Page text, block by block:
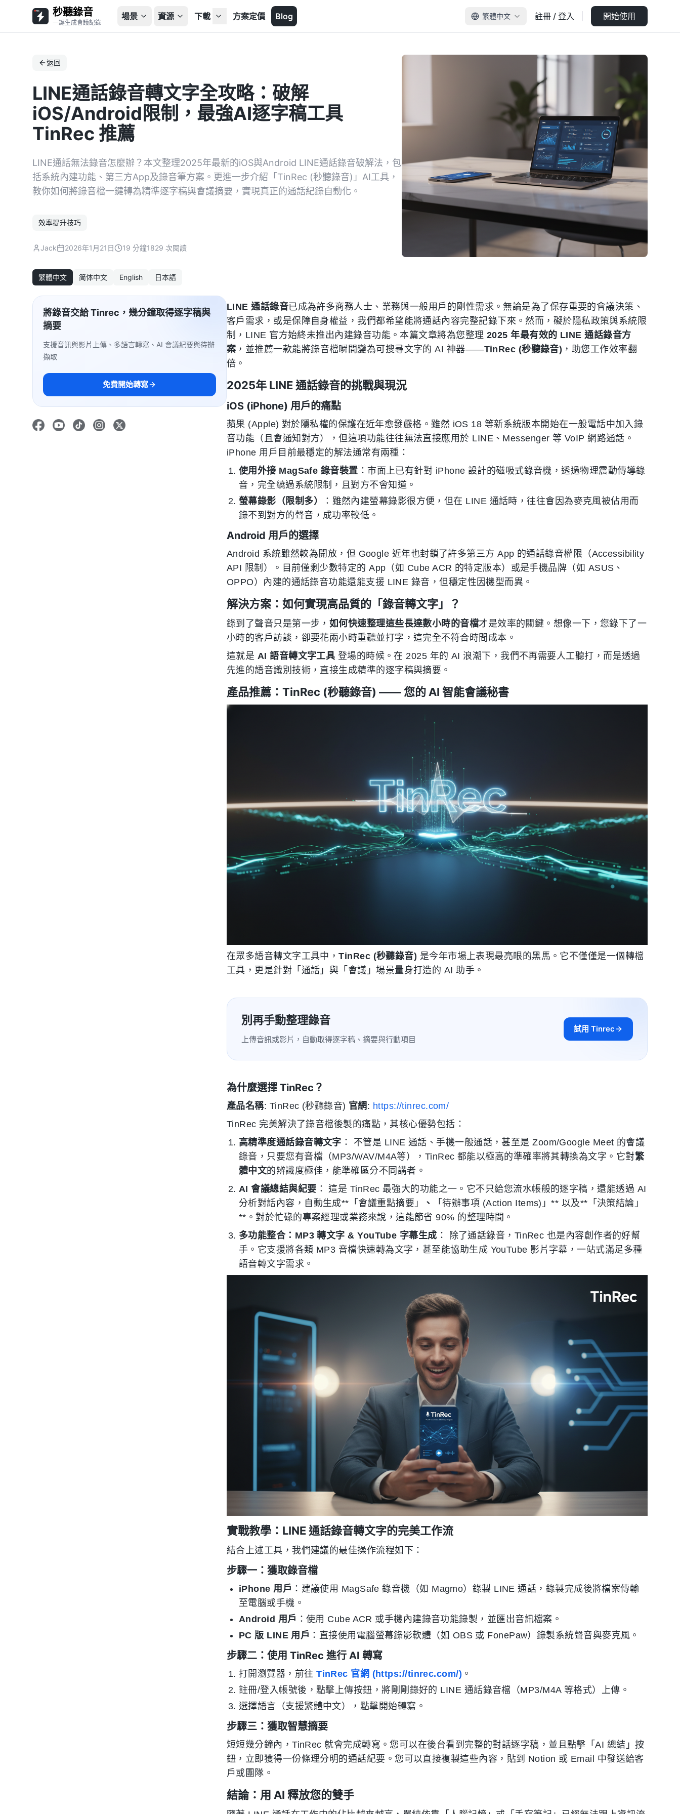
秒聽錄音
一鍵生成會議記錄
場景 資源 下載 方案定價 Blog 繁體中文 註冊 / 登入 開始使用
返回
LINE通話錄音轉文字全攻略：破解
iOS/Android限制，最強AI逐字稿工具
TinRec 推薦
LINE通話無法錄音怎麼辦？本文整理2025年最新的iOS與Android LINE通話錄音破解法，包
括系統內建功能、第三方App及錄音筆方案。更進一步介紹「TinRec (秒聽錄音)」AI工具，
教你如何將錄音檔一鍵轉為精準逐字稿與會議摘要，實現真正的通話紀錄自動化。
效率提升技巧
Jack 2026年1月21日 19 分鐘1829 次閱讀
繁體中文 简体中文 English 日本語
將錄音交給 Tinrec，幾分鐘取得逐字稿與
摘要
支援音訊與影片上傳、多語言轉寫、AI 會議紀要與待辦
擷取
免費開始轉寫
LINE 通話錄音已成為許多商務人士、業務與一般用戶的剛性需求。無論是為了保存重要的會議決策、
客戶需求，或是保障自身權益，我們都希望能將通話內容完整記錄下來。然而，礙於隱私政策與系統限
制，LINE 官方始終未推出內建錄音功能。本篇文章將為您整理 2025 年最有效的 LINE 通話錄音方
案 ，並推薦一款能將錄音檔瞬間變為可搜尋文字的 AI 神器——TinRec (秒聽錄音) ，助您工作效率翻
倍。
2025年 LINE 通話錄音的挑戰與現況
iOS (iPhone) 用戶的痛點
蘋果 (Apple) 對於隱私權的保護在近年愈發嚴格。雖然 iOS 18 等新系統版本開始在一般電話中加入錄
音功能（且會通知對方），但這項功能往往無法直接應用於 LINE、Messenger 等 VoIP 網路通話。
iPhone 用戶目前最穩定的解法通常有兩種：
使用外接 MagSafe 錄音裝置 ：市面上已有針對 iPhone 設計的磁吸式錄音機，透過物理震動傳導錄
音，完全繞過系統限制，且對方不會知道。
螢幕錄影（限制多）
：雖然內建螢幕錄影很方便，但在 LINE 通話時，往往會因為麥克風被佔用而
錄不到對方的聲音，成功率較低。
Android 用戶的選擇
Android 系統雖然較為開放，但 Google 近年也封鎖了許多第三方 App 的通話錄音權限（Accessibility
API 限制）。目前僅剩少數特定的 App（如 Cube ACR 的特定版本）或是手機品牌（如 ASUS、
OPPO）內建的通話錄音功能還能支援 LINE 錄音，但穩定性因機型而異。
解決方案：如何實現高品質的「錄音轉文字」？
錄到了聲音只是第一步， 如何快速整理這些長達數小時的音檔才是效率的關鍵。想像一下，您錄下了一
小時的客戶訪談，卻要花兩小時重聽並打字，這完全不符合時間成本。
這就是 AI 語音轉文字工具 登場的時候。在 2025 年的 AI 浪潮下，我們不再需要人工聽打，而是透過
先進的語音識別技術，直接生成精準的逐字稿與摘要。
產品推薦：TinRec (秒聽錄音) —— 您的 AI 智能會議秘書
在眾多語音轉文字工具中，TinRec (秒聽錄音) 是今年市場上表現最亮眼的黑馬。它不僅僅是一個轉檔
工具，更是針對「通話」與「會議」場景量身打造的 AI 助手。
別再手動整理錄音
上傳音訊或影片，自動取得逐字稿、摘要與行動項目
試用 Tinrec
為什麼選擇 TinRec？
產品名稱: TinRec (秒聽錄音) 官網 : https://tinrec.com/
TinRec 完美解決了錄音檔後製的痛點，其核心優勢包括：
高精準度通話錄音轉文字 ： 不管是 LINE 通話、手機一般通話，甚至是 Zoom/Google Meet 的會議
錄音，只要您有音檔（MP3/WAV/M4A等），TinRec 都能以極高的準確率將其轉換為文字。它對繁
體中文的辨識度極佳，能準確區分不同講者。
AI 會議總結與紀要 ： 這是 TinRec 最強大的功能之一。它不只給您流水帳般的逐字稿，還能透過 AI
分析對話內容，自動生成**「會議重點摘要」
、
「待辦事項 (Action Items)」** 以及**「決策結論」
**。對於忙碌的專案經理或業務來說，這能節省 90% 的整理時間。
多功能整合：MP3 轉文字 & YouTube 字幕生成 ： 除了通話錄音，TinRec 也是內容創作者的好幫
手。它支援將各類 MP3 音檔快速轉為文字，甚至能協助生成 YouTube 影片字幕，一站式滿足多種
語音轉文字需求。
實戰教學：LINE 通話錄音轉文字的完美工作流
結合上述工具，我們建議的最佳操作流程如下：
步驟一：獲取錄音檔
iPhone 用戶 ：建議使用 MagSafe 錄音機（如 Magmo）錄製 LINE 通話，錄製完成後將檔案傳輸
至電腦或手機。
Android 用戶 ：使用 Cube ACR 或手機內建錄音功能錄製，並匯出音訊檔案。
PC 版 LINE 用戶 ：直接使用電腦螢幕錄影軟體（如 OBS 或 FonePaw）錄製系統聲音與麥克風。
步驟二：使用 TinRec 進行 AI 轉寫
打開瀏覽器，前往TinRec 官網 (https://tinrec.com/) 。
註冊/登入帳號後，點擊上傳按鈕，將剛剛錄好的 LINE 通話錄音檔（MP3/M4A 等格式）上傳。
選擇語言（支援繁體中文），點擊開始轉寫。
步驟三：獲取智慧摘要
短短幾分鐘內，TinRec 就會完成轉寫。您可以在後台看到完整的對話逐字稿，並且點擊「AI 總結」按
鈕，立即獲得一份條理分明的通話紀要。您可以直接複製這些內容，貼到 Notion 或 Email 中發送給客
戶或團隊。
結論：用 AI 釋放您的雙手